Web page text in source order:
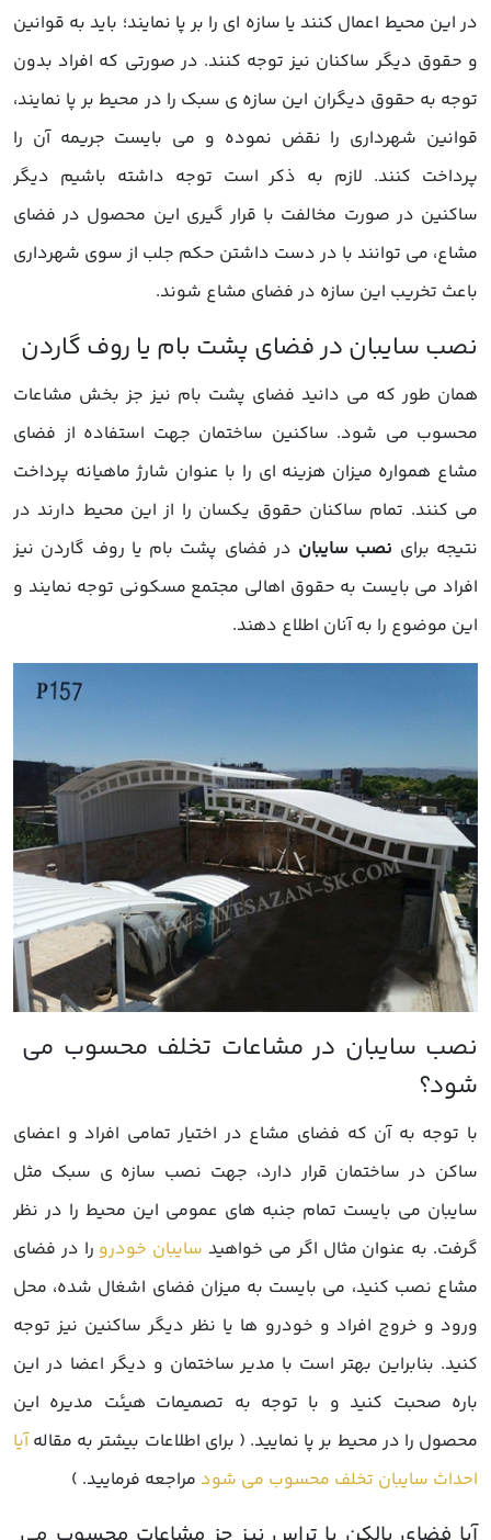
در این محیط اعمال کنند یا سازه ای را بر پا نمایند؛ باید به قوانین
و حقوق دیگر ساکنان نیز توجه کنند. در صورتی که افراد بدون
توجه به حقوق دیگران این سازه ی سبک را در محیط بر پا نمایند،
قوانین شهرداری را نقض نموده و می بایست جریمه آن را
پرداخت کنند. لازم به ذکر است توجه داشته باشیم دیگر
ساکنین در صورت مخالفت با قرار گیری این محصول در فضای
مشاع، می توانند با در دست داشتن حکم جلب از سوی شهرداری
باعث تخریب این سازه در فضای مشاع شوند.
همان طور که می دانید فضای پشت بام نیز جز بخش مشاعات
محسوب می شود. ساکنین ساختمان جهت استفاده از فضای
مشاع همواره میزان هزینه ای را با عنوان شارژ ماهیانه پرداخت
می کنند. تمام ساکنان حقوق یکسان را از این محیط دارند در
نتیجه برای نصب سایبان در فضای پشت بام یا روف گاردن نیز
افراد می بایست به حقوق اهالی مجتمع مسکونی توجه نمایند و
این موضوع را به آنان اطلاع دهند.
با توجه به آن که فضای مشاع در اختیار تمامی افراد و اعضای
ساکن در ساختمان قرار دارد، جهت نصب سازه ی سبک مثل
سایبان می بایست تمام جنبه های عمومی این محیط را در نظر
گرفت. به عنوان مثال اگر می خواهید سایبان خودرو را در فضای
مشاع نصب کنید، می بایست به میزان فضای اشغال شده، محل
ورود و خروج افراد و خودرو ها یا نظر دیگر ساکنین نیز توجه
کنید. بنابراین بهتر است با مدیر ساختمان و دیگر اعضا در این
باره صحبت کنید و با توجه به تصمیمات هیئت مدیره این
محصول را در محیط بر پا نمایید. ( برای اطلاعات بیشتر به مقالهآیا
احداث سایبان تخلف محسوب می شود مراجعه فرمایید. )